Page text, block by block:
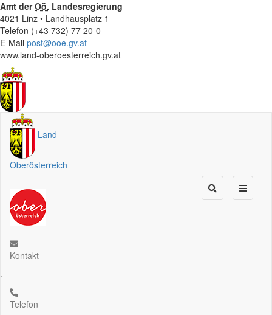
Amt derOö. Landesregierung
4021 Linz • Landhausplatz 1
Telefon (+43 732) 77 20-0
E-Mail post@ooe.gv.at
www.land-oberoesterreich.gv.at
Land
Oberösterreich
Kontakt
.
Telefon